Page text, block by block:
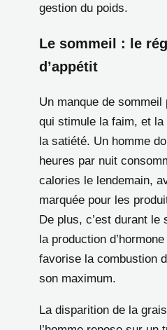
gestion du poids.
Le sommeil : le
d’appétit
Un manque de
qui stimule la faim, et
la satiété. Un homme
heures par nuit
calories le lendemain,
marquée pour les
De plus, c’est durant le
la production
favorise la combustion
son maximum.
La disparition de la